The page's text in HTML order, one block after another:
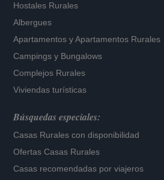
Hostales Rurales
Albergues
Apartamentos yApartamentos Rurales
Campings y Bungalows
Complejos Rurales
Viviendas turísticas
Búsquedas especiales:
Casas Rurales con disponibilidad
Ofertas Casas Rurales
Casas recomendadas por viajeros